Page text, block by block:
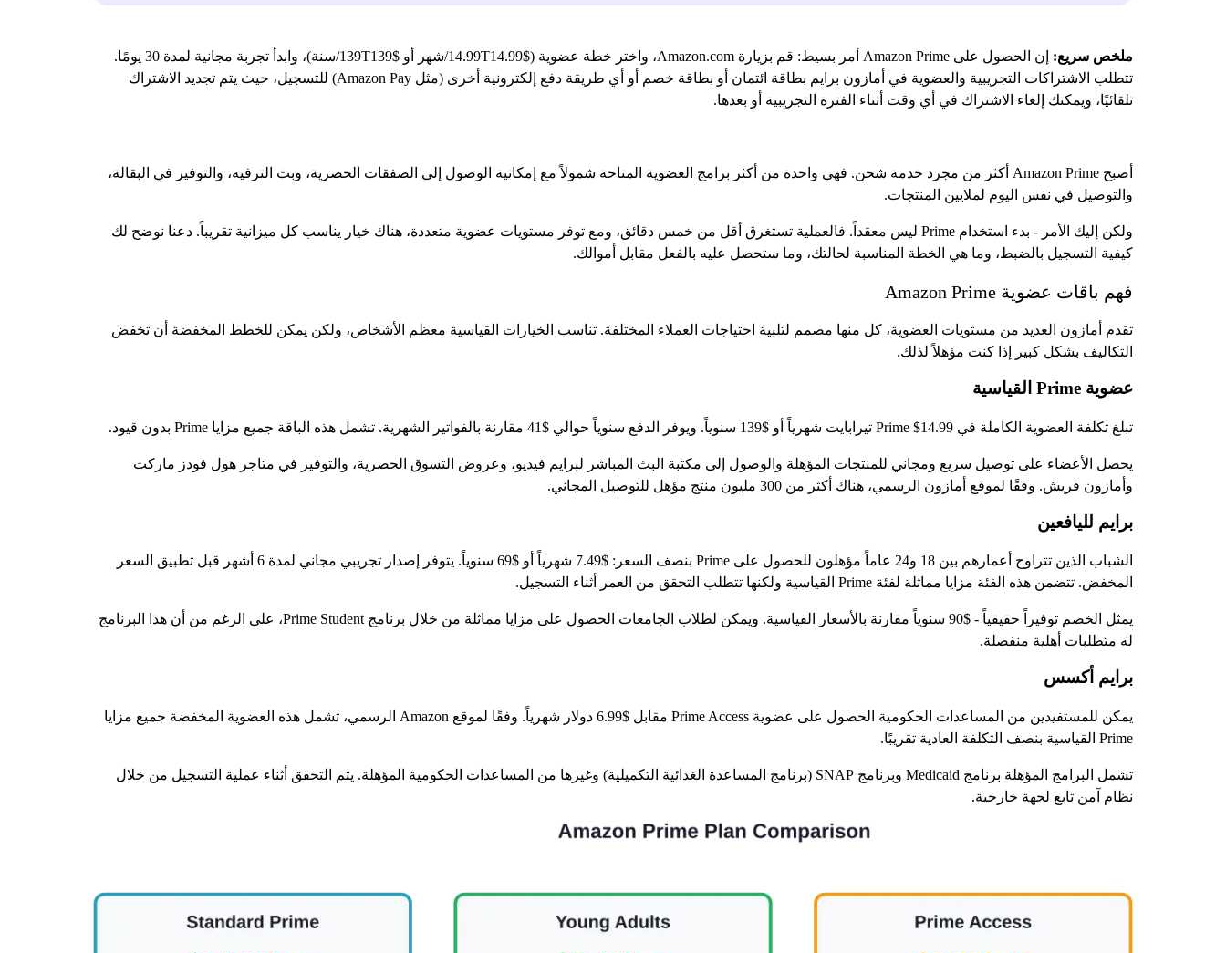
ملخص سريع:
إن الحصول على Amazon Prime أمر بسيط: قم بزيارة Amazon.com، واختر خطة عضوية ($14.99T14.99/شهر أو $139T139/سنة)، وابدأ تجربة مجانية لمدة 30 يومًا.
تتطلب الاشتراكات التجريبية والعضوية في أمازون برايم بطاقة ائتمان أو بطاقة خصم أو أي طريقة دفع إلكترونية أخرى (مثل Amazon Pay) للتسجيل، حيث يتم تجديد الاشتراك
تلقائيًا، ويمكنك إلغاء الاشتراك في أي وقت أثناء الفترة التجريبية أو بعدها.
أصبح Amazon Prime أكثر من مجرد خدمة شحن. فهي واحدة من أكثر برامج العضوية المتاحة شمولاً مع إمكانية الوصول إلى الصفقات الحصرية، وبث الترفيه، والتوفير في البقالة،
والتوصيل في نفس اليوم لملايين المنتجات.
ولكن إليك الأمر - بدء استخدام Prime ليس معقداً. فالعملية تستغرق أقل من خمس دقائق، ومع توفر مستويات عضوية متعددة، هناك خيار يناسب كل ميزانية تقريباً. دعنا نوضح لك
كيفية التسجيل بالضبط، وما هي الخطة المناسبة لحالتك، وما ستحصل عليه بالفعل مقابل أموالك.
فهم باقات عضوية Amazon Prime
تقدم أمازون العديد من مستويات العضوية، كل منها مصمم لتلبية احتياجات العملاء المختلفة. تناسب الخيارات القياسية معظم الأشخاص، ولكن يمكن للخطط المخفضة أن تخفض
التكاليف بشكل كبير إذا كنت مؤهلاً لذلك.
عضوية Prime القياسية
تبلغ تكلفة العضوية الكاملة في Prime $14.99 تيرابايت شهرياً أو $139 سنوياً. ويوفر الدفع سنوياً حوالي $41 مقارنة بالفواتير الشهرية. تشمل هذه الباقة جميع مزايا Prime بدون قيود.
يحصل الأعضاء على توصيل سريع ومجاني للمنتجات المؤهلة والوصول إلى مكتبة البث المباشر لبرايم فيديو، وعروض التسوق الحصرية، والتوفير في متاجر هول فودز ماركت
وأمازون فريش. وفقًا لموقع أمازون الرسمي، هناك أكثر من 300 مليون منتج مؤهل للتوصيل المجاني.
برايم لليافعين
الشباب الذين تتراوح أعمارهم بين 18 و24 عاماً مؤهلون للحصول على Prime بنصف السعر: $7.49 شهرياً أو $69 سنوياً. يتوفر إصدار تجريبي مجاني لمدة 6 أشهر قبل تطبيق السعر
المخفض. تتضمن هذه الفئة مزايا مماثلة لفئة Prime القياسية ولكنها تتطلب التحقق من العمر أثناء التسجيل.
يمثل الخصم توفيراً حقيقياً - $90 سنوياً مقارنة بالأسعار القياسية. ويمكن لطلاب الجامعات الحصول على مزايا مماثلة من خلال برنامج Prime Student، على الرغم من أن هذا البرنامج
له متطلبات أهلية منفصلة.
برايم أكسس
يمكن للمستفيدين من المساعدات الحكومية الحصول على عضوية Prime Access مقابل $6.99 دولار شهرياً. وفقًا لموقع Amazon الرسمي، تشمل هذه العضوية المخفضة جميع مزايا
Prime القياسية بنصف التكلفة العادية تقريبًا.
تشمل البرامج المؤهلة برنامج Medicaid وبرنامج SNAP (برنامج المساعدة الغذائية التكميلية) وغيرها من المساعدات الحكومية المؤهلة. يتم التحقق أثناء عملية التسجيل من خلال
نظام آمن تابع لجهة خارجية.